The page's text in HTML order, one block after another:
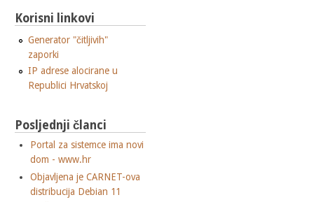
Korisni linkovi
Generator "čitljivih"
zaporki
IP adrese alocirane u
Republici Hrvatskoj
Posljednji članci
Portal za sistemce ima novi
dom - www.hr
Objavljena je CARNET-ova
distribucija Debian 11